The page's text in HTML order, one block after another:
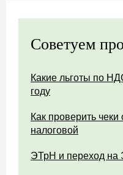
Советуем
Какие льготы по
году
Как проверить
налоговой
ЭТрН и переход на